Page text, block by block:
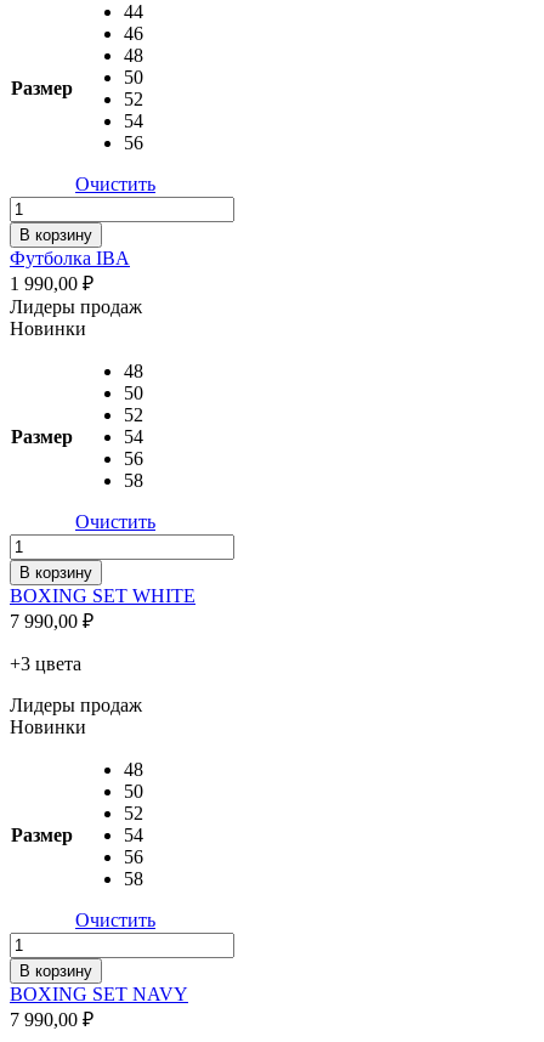
Размер
44
46
48
50
52
54
56
Очистить
Количество
товара
Футболка
IBA
В корзину
Футболка IBA
1 990,00 ₽
Лидеры продаж
Новинки
Размер
48
50
52
54
56
58
Очистить
Количество
товара
BOXING
SET
WHITE
В корзину
BOXING SET WHITE
7 990,00 ₽
+3 цвета
Лидеры продаж
Новинки
Размер
48
50
52
54
56
58
Очистить
Количество
товара
BOXING
SET
NAVY
В корзину
BOXING SET NAVY
7 990,00 ₽